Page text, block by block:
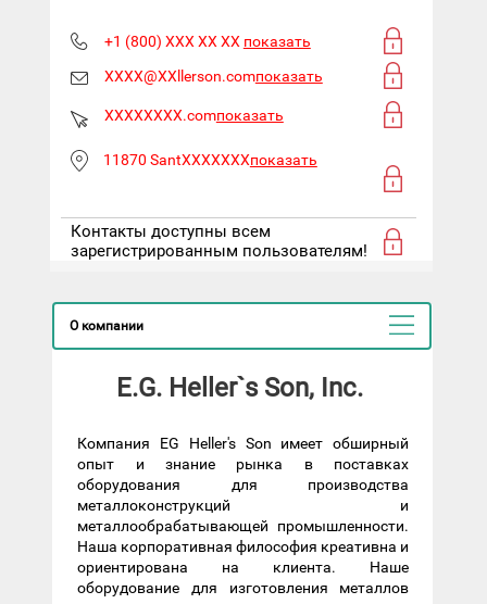
+1 (800) XXX XX XX показать
XXXX@XXllerson.comпоказать
XXXXXXXX.comпоказать
11870 SantXXXXXXXпоказать
Контакты доступны всем
зарегистрированным пользователям!
О компании
E.G. Heller`s Son, Inc.
Компания EG Heller's Son имеет обширный
опыт и знание рынка в поставках
оборудования для производства
металлоконструкций и
металлообрабатывающей промышленности.
Наша корпоративная философия креативна и
ориентирована на клиента. Наше
оборудование для изготовления металлов